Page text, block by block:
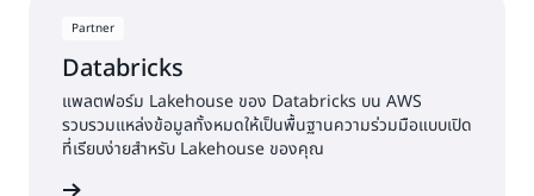
Partner
Databricks
แพลตฟอร์ม Lakehouse ของ Databricks บน AWS
รวบรวมแหล่งข้อมูลทั้งหมดให้เป็นพื้นฐานความร่วมมือแบบเปิด
ที่เรียบง่ายสำหรับ Lakehouse ของคุณ